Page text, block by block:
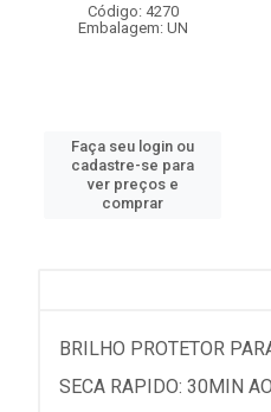
Código: 4270
Embalagem: UN
Faça seu login ou
cadastre-se para
ver preços e
comprar
BRILHO PROTETOR
SECA RAPIDO: 30MIN